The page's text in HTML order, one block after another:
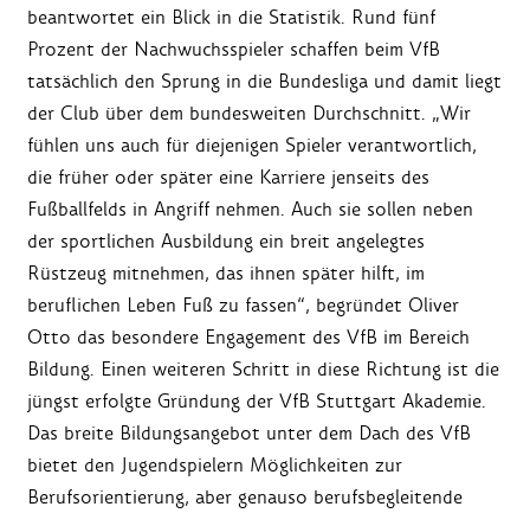
beantwortet ein Blick in die Statistik. Rund fünf
Prozent der Nachwuchsspieler schaffen beim VfB
tatsächlich den Sprung in die Bundesliga und damit liegt
der Club über dem bundesweiten Durchschnitt. „Wir
fühlen uns auch für diejenigen Spieler verantwortlich,
die früher oder später eine Karriere jenseits des
Fußballfelds in Angriff nehmen. Auch sie sollen neben
der sportlichen Ausbildung ein breit angelegtes
Rüstzeug mitnehmen, das ihnen später hilft, im
beruflichen Leben Fuß zu fassen“, begründet Oliver
Otto das besondere Engagement des VfB im Bereich
Bildung. Einen weiteren Schritt in diese Richtung ist die
jüngst erfolgte Gründung der VfB Stuttgart Akademie.
Das breite Bildungsangebot unter dem Dach des VfB
bietet den Jugendspielern Möglichkeiten zur
Berufsorientierung, aber genauso berufsbegleitende